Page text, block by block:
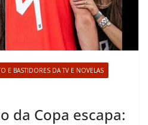
E BASTIDORES DA TV E NOVELAS
da Copa escapa: